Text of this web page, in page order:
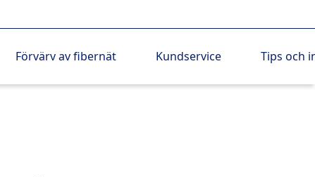
Förvärv av fibernät Kundservice Tips och